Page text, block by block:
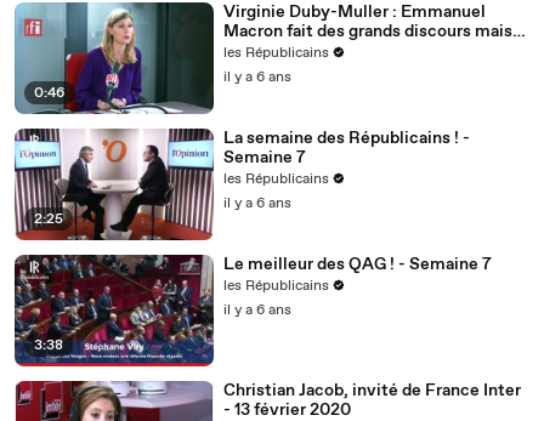
0:46
Virginie Duby-Muller : Emmanuel
Macron fait des grands discours mais
nous voulons des actes !
les Républicains
il y a 6 ans
2:25
La semaine des Républicains ! -
Semaine 7
les Républicains
il y a 6 ans
3:38
Le meilleur des QAG ! - Semaine 7
les Républicains
il y a 6 ans
Christian Jacob, invité de France Inter
- 13 février 2020